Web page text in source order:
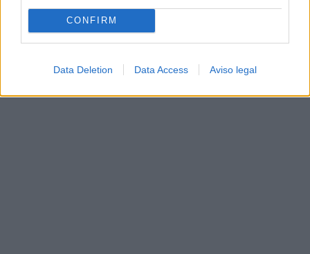
CONFIRM
Data Deletion Data Access Aviso legal